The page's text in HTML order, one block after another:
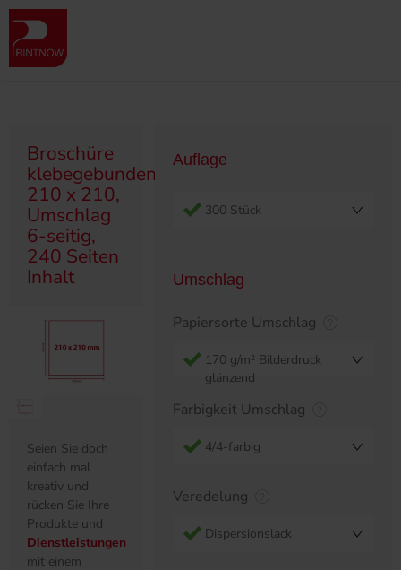
" >
Produktübersicht
Broschüre klebegebunden, 210 x 210, Umschlag 6-seitig, 240 Seiten
Inhalt
Broschüre
klebegebunden,
210 x 210,
Umschlag
6-seitig,
240 Seiten
Inhalt
Seien Sie doch
einfach mal
kreativ und
rücken Sie Ihre
Produkte und
Dienstleistungen
mit einem
Auflage
300 Stück
Umschlag
Papiersorte Umschlag
170 g/m² Bilderdruck
glänzend
Farbigkeit Umschlag
4/4-farbig
Veredelung
Dispersionslack